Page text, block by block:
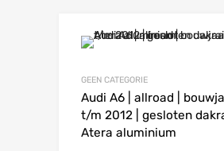
GEEN CATEGORIE
Audi A6 | allroad |
t/m 2012 | gesloten
Atera aluminium